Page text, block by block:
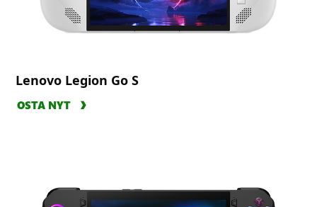
Lenovo Legion Go S
OSTA NYT